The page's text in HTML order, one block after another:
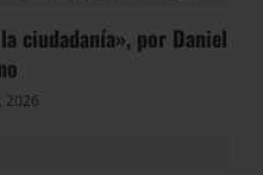
ciudadanía», por Daniel
2026